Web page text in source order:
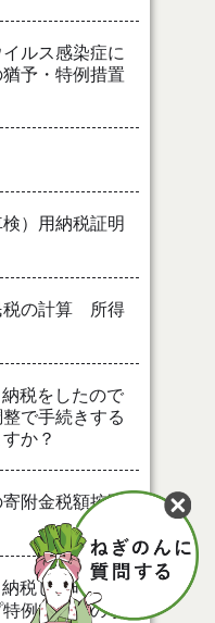
ルス感染症に
予・特例措置
）用納税証明
税の計算 所得
税をしたので
で手続きする
か？
附金税額控除
税した時に、
例申請書の手